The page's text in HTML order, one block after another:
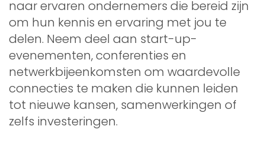
naar ervaren ondernemers die bereid zijn
om hun kennis en ervaring met jou te
delen. Neem deel aan start-up-
evenementen, conferenties en
netwerkbijeenkomsten om waardevolle
connecties te maken die kunnen leiden
tot nieuwe kansen, samenwerkingen of
zelfs investeringen.